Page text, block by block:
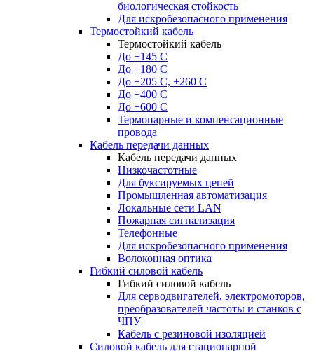
биологическая стойкость
Для искробезопасного применения
Термостойкий кабель
Термостойкий кабель
До +145 С
До +180 C
До +205 С, +260 С
До +400 C
До +600 С
Термопарные и компенсационные
провода
Кабель передачи данных
Кабель передачи данных
Низкочастотные
Для буксируемых цепей
Промышленная автоматизация
Локальные сети LAN
Пожарная сигнализация
Телефонные
Для искробезопасного применения
Волоконная оптика
Гибкий силовой кабель
Гибкий силовой кабель
Для серводвигателей, электромоторов,
преобразователей частоты и станков с
ЧПУ
Кабель с резиновой изоляцией
Силовой кабель для стационарной